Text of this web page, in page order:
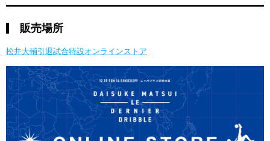
販売場所
松井大輔引退試合特設オンラインストア